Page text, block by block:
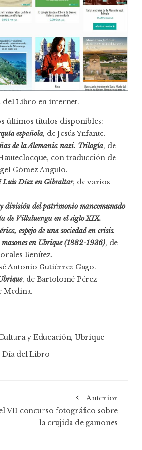
del Libro en internet.
últimos títulos disponibles:
española, de Jesús Ynfante.
de la Alemania nazi. Trilogía, de
con traducción de
Gómez Angulo.
Luis Díez en Gibraltar, de varios
división del patrimonio mancomunado
de Villaluenga en el siglo XIX.
espejo de una sociedad en crisis.
en Ubrique (1882-1936), de
Benítez.
Antonio Gutiérrez Gago.
, de Bartolomé Pérez
Medina.
y Educación, Ubrique
Día del Libro
Anterior
VII concurso fotográfico sobre
la crujida de gamones